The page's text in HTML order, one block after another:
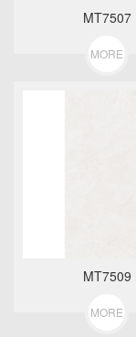
MT7507
MORE
MT7509
MORE